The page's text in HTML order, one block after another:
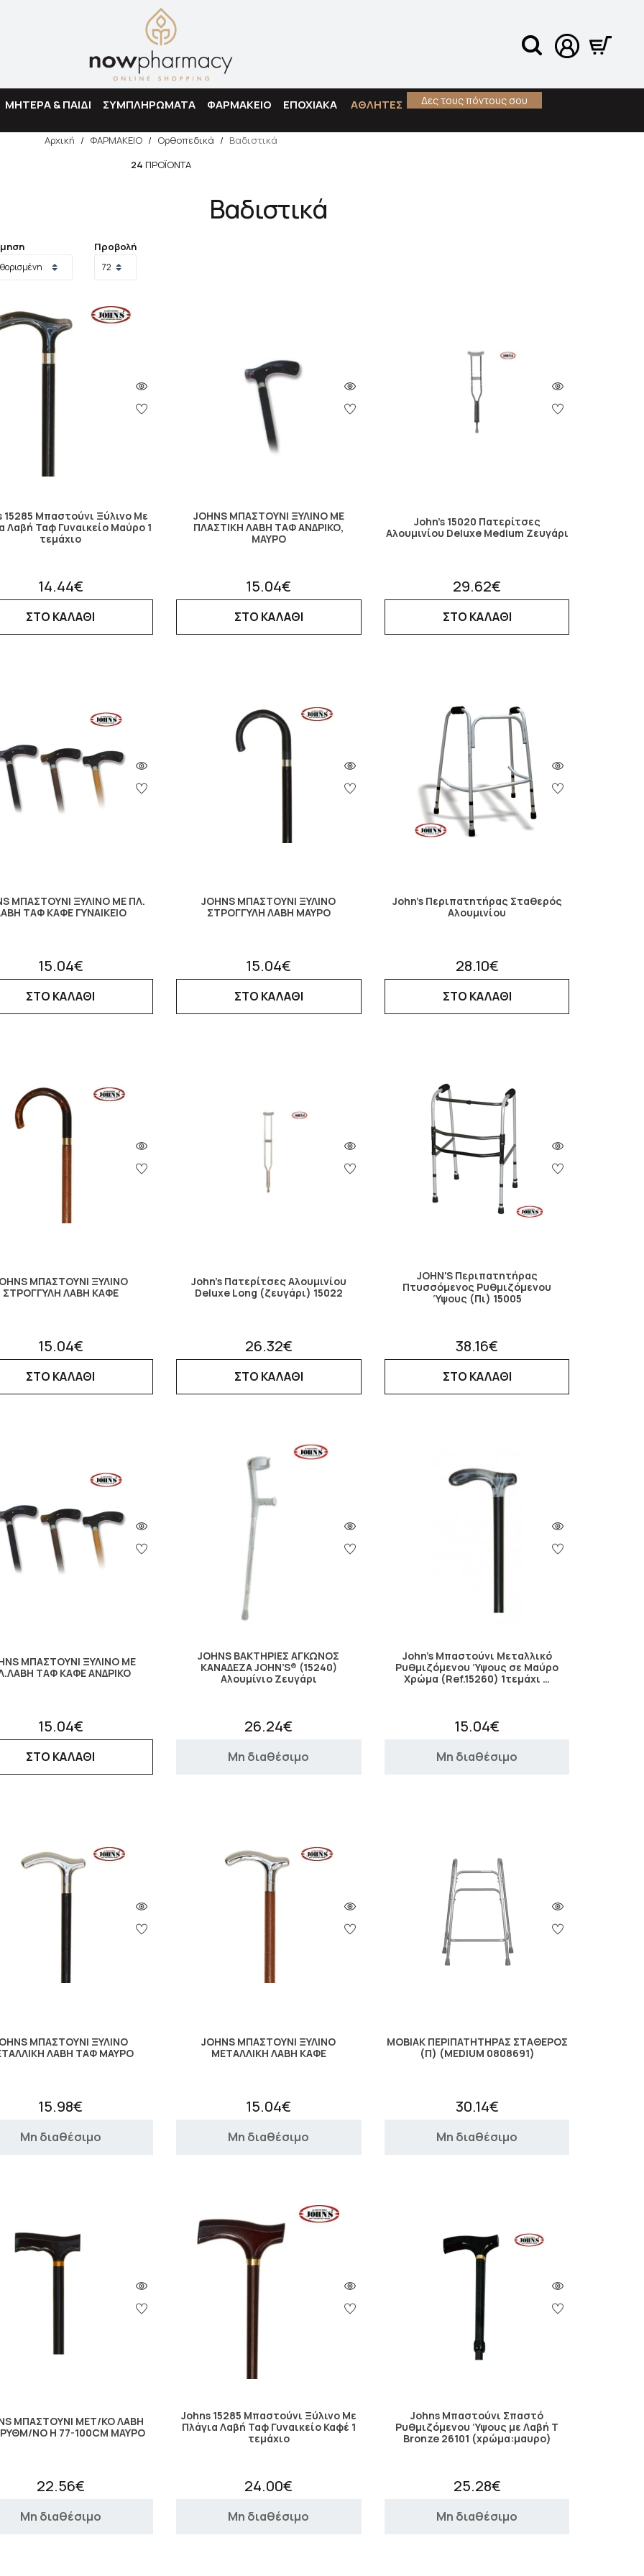
ΜΗΤΕΡΑ & ΠΑΙΔΙ ΣΥΜΠΛΗΡΩΜΑΤΑ ΦΑΡΜΑΚΕΙΟ ΕΠΟΧΙΑΚΑ ΑΘΛΗΤΕΣ Δες τους πόντους σου
Αναζήτηση
Αρχική / ΦΑΡΜΑΚΕΙΟ / Ορθοπεδικά / Βαδιστικά
24 ΠΡΟΪΌΝΤΑ
Βαδιστικά
Προβολή
15285 Μπαστούνι Ξύλινο Με
Λαβή Ταφ Γυναικείο Μαύρο 1
τεμάχιο
14.44€
ΣΤΟ ΚΑΛΑΘΙ
JOHNS ΜΠΑΣΤΟΥΝΙ ΞΥΛΙΝΟ ΜΕ
ΠΛΑΣΤΙΚΗ ΛΑΒΗ ΤΑΦ ΑΝΔΡΙΚΟ,
ΜΑΥΡΟ
15.04€
ΣΤΟ ΚΑΛΑΘΙ
John's 15020 Πατερίτσες
Αλουμινίου Deluxe Medium Ζευγάρι
29.62€
ΣΤΟ ΚΑΛΑΘΙ
ΜΠΑΣΤΟΥΝΙ ΞΥΛΙΝΟ ΜΕ ΠΛ.
ΤΑΦ ΚΑΦΕ ΓΥΝΑΙΚΕΙΟ
15.04€
ΣΤΟ ΚΑΛΑΘΙ
JOHNS ΜΠΑΣΤΟΥΝΙ ΞΥΛΙΝΟ
ΣΤΡΟΓΓΥΛΗ ΛΑΒΗ ΜΑΥΡΟ
15.04€
ΣΤΟ ΚΑΛΑΘΙ
John's Περιπατητήρας Σταθερός
Αλουμινίου
28.10€
ΣΤΟ ΚΑΛΑΘΙ
ΜΠΑΣΤΟΥΝΙ ΞΥΛΙΝΟ
ΣΤΡΟΓΓΥΛΗ ΛΑΒΗ ΚΑΦΕ
15.04€
ΣΤΟ ΚΑΛΑΘΙ
John's Πατερίτσες Αλουμινίου
Deluxe Long (ζευγάρι) 15022
26.32€
ΣΤΟ ΚΑΛΑΘΙ
JOHN'S Περιπατητήρας
Πτυσσόμενος Ρυθμιζόμενου
Ύψους (Πι) 15005
38.16€
ΣΤΟ ΚΑΛΑΘΙ
ΜΠΑΣΤΟΥΝΙ ΞΥΛΙΝΟ ΜΕ
ΤΑΦ ΚΑΦΕ ΑΝΔΡΙΚΟ
15.04€
ΣΤΟ ΚΑΛΑΘΙ
JOHNS ΒΑΚΤΗΡΙΕΣ ΑΓΚΩΝΟΣ
ΚΑΝΑΔΕΖΑ JOHN’S® (15240)
Αλουμίνιο Ζευγάρι
26.24€
Μη διαθέσιμο
John's Μπαστούνι Μεταλλικό
Ρυθμιζόμενου Ύψους σε Μαύρο
Χρώμα (Ref.15260) 1τεμάχι …
15.04€
Μη διαθέσιμο
ΜΠΑΣΤΟΥΝΙ ΞΥΛΙΝΟ
ΛΑΒΗ ΤΑΦ ΜΑΥΡΟ
15.98€
Μη διαθέσιμο
JOHNS ΜΠΑΣΤΟΥΝΙ ΞΥΛΙΝΟ
ΜΕΤΑΛΛΙΚΗ ΛΑΒΗ ΚΑΦΕ
15.04€
Μη διαθέσιμο
MOBIAK ΠΕΡΙΠΑΤΗΤΗΡΑΣ ΣΤΑΘΕΡΟΣ
(Π) (MEDIUM 0808691)
30.14€
Μη διαθέσιμο
ΜΠΑΣΤΟΥΝΙ ΜEΤ/ΚΟ ΛΑΒΗ
ΝΟ H 77-100CM ΜΑΥΡΟ
22.56€
Μη διαθέσιμο
Johns 15285 Μπαστούνι Ξύλινο Με
Πλάγια Λαβή Ταφ Γυναικείο Καφέ 1
τεμάχιο
24.00€
Μη διαθέσιμο
Johns Μπαστούνι Σπαστό
Ρυθμιζόμενου Ύψους με Λαβή Τ
Bronze 26101 (χρώμα:μαυρο)
25.28€
Μη διαθέσιμο